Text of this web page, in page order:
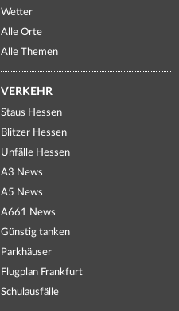
Wetter
Alle Orte
Alle Themen
VERKEHR
Staus Hessen
Blitzer Hessen
Unfälle Hessen
A3 News
A5 News
A661 News
Günstig tanken
Parkhäuser
Flugplan Frankfurt
Schulausfälle